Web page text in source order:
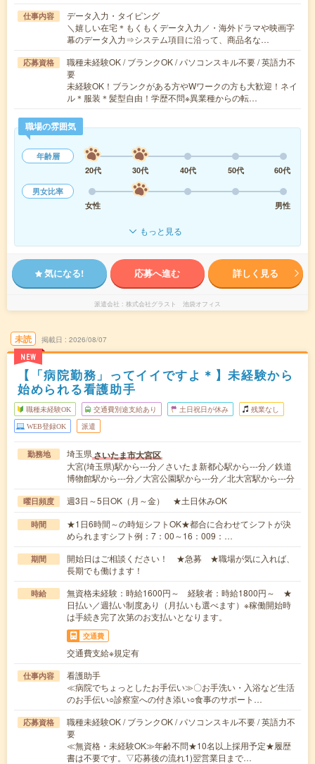
仕事内容
データ入力・タイピング
＼嬉しい在宅＊もくもくデータ入力／・海外ドラマや映画字
幕のデータ入力⇒システム項目に沿って、商品名な…
応募資格
職種未経験OK / ブランクOK / パソコンスキル不要 / 英語力不
要
未経験OK！ブランクがある方やWワークの方も大歓迎！ネイ
ル＊服装＊髪型自由！学歴不問※異業種からの転…
職場の雰囲気
年齢層
20代
30代 40代 50代
60代
男女比率
女性
男性
もっと見る
気になる! 応募へ進む 詳しく見る
派遣会社 株式会社グラスト 池袋オフィス
未読
NEW
掲載日 2026/08/07
【「病院勤務」ってイイですよ＊】未経験から
始められる看護助手
職種未経験OK 交通費別途支給あり 土日祝日が休み 残業なし
WEB登録OK 派遣
勤務地 埼玉県さいたま市大宮区
大宮(埼玉県)駅から---分／さいたま新都心駅から---分／鉄道
博物館駅から---分／大宮公園駅から---分／北大宮駅から---分
曜日頻度 週3日～5日OK（月～金） ★土日休みOK
時間
★1日6時間～の時短シフトOK★都合に合わせてシフトが決
められますシフト例：7：00～16：009：…
期間
開始日はご相談ください！ ★急募 ★職場が気に入れば、
長期でも働けます！
時給
無資格未経験：時給1600円～ 経験者：時給1800円～ ★
日払い／週払い制度あり（月払いも選べます）※稼働開始時
は手続き完了次第のお支払いとなります。
交通費
交通費支給※規定有
仕事内容
看護助手
≪病院でちょっとしたお手伝い≫〇お手洗い・入浴など生活
のお手伝い○診察室への付き添い○食事のサポート…
応募資格
職種未経験OK / ブランクOK / パソコンスキル不要 / 英語力不
要
≪無資格・未経験OK≫年齢不問★10名以上採用予定★履歴
書は不要です。▽応募後の流れ1)翌営業日まで…